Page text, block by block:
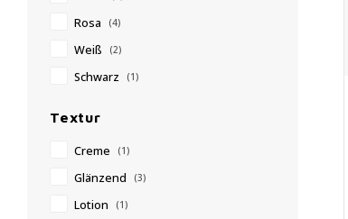
Rosa (4)
Weiß (2)
Schwarz (1)
Textur
Creme (1)
Glänzend (3)
Lotion (1)